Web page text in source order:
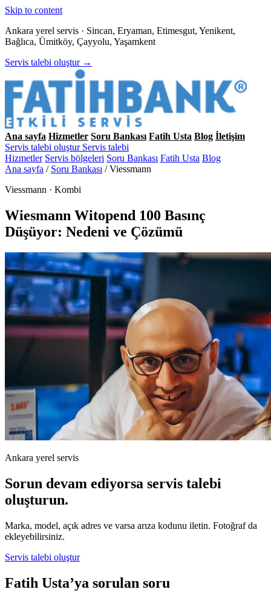
Skip to content
Ankara yerel servis · Sincan, Eryaman, Etimesgut, Yenikent,
Bağlıca, Ümitköy, Çayyolu, Yaşamkent
Servis talebi oluştur →
Ana sayfa Hizmetler Soru Bankası Fatih Usta Blog İletişim
Servis talebi oluştur Servis talebi
Hizmetler Servis bölgeleri Soru Bankası Fatih Usta Blog
Ana sayfa / Soru Bankası / Viessmann
Viessmann · Kombi
Wiesmann Witopend 100 Basınç
Düşüyor: Nedeni ve Çözümü
Ankara yerel servis
Sorun devam ediyorsa servis talebi
oluşturun.
Marka, model, açık adres ve varsa arıza kodunu iletin. Fotoğraf da
ekleyebilirsiniz.
Servis talebi oluştur
Fatih Usta’ya sorulan soru